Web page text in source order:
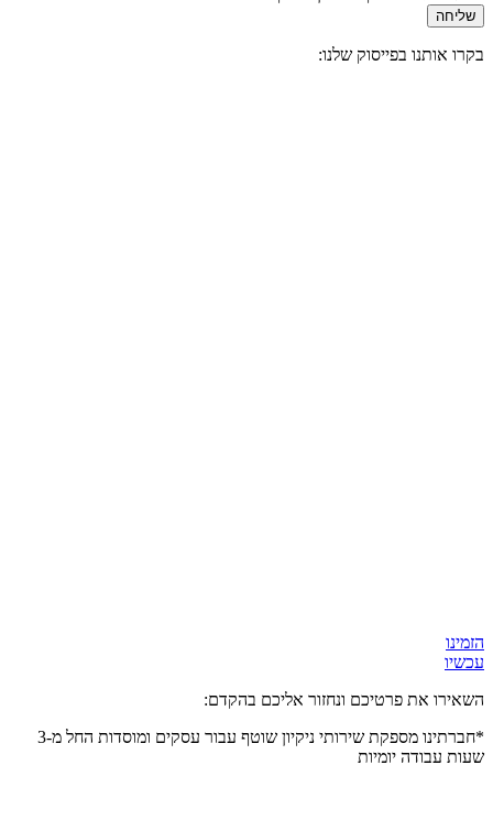
שליחה
בקרו אותנו בפייסוק שלנו:
הזמינו
עכשיו
השאירו את פרטיכם ונחזור אליכם בהקדם:
*חברתינו מספקת שירותי ניקיון שוטף עבור עסקים ומוסדות
החל מ-3
שעות עבודה יומיות